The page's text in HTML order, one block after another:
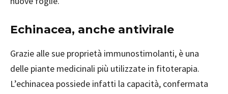
Echinacea, anche antivirale
Grazie alle sue proprietà immunostimolanti, è una
delle piante medicinali più utilizzate in fitoterapia.
L’echinacea possiede infatti la capacità, confermata